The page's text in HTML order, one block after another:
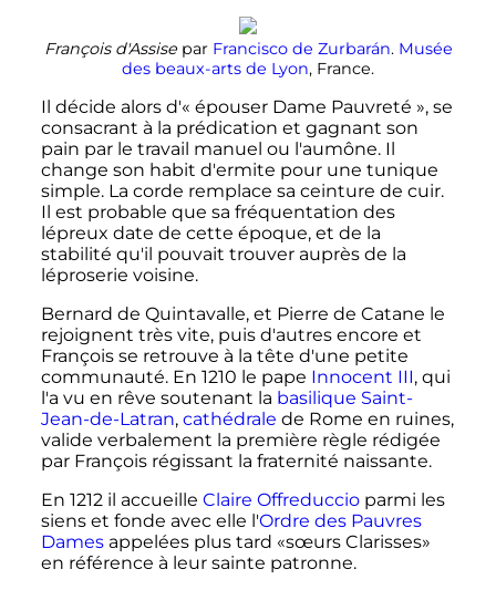
François d'Assisepar Francisco de Zurbarán. Musée
des beaux-arts de Lyon, France.
Il décide alors d'« épouser Dame Pauvreté », se
consacrant à la prédication et gagnant son
pain par le travail manuel ou l'aumône. Il
change son habit d'ermite pour une tunique
simple. La corde remplace sa ceinture de cuir.
Il est probable que sa fréquentation des
lépreux date de cette époque, et de la
stabilité qu'il pouvait trouver auprès de la
léproserie voisine.
Bernard de Quintavalle, et Pierre de Catane le
rejoignent très vite, puis d'autres encore et
François se retrouve à la tête d'une petite
communauté. En 1210 le pape Innocent III, qui
l'a vu en rêve soutenant la basilique Saint-
Jean-de-Latran, cathédrale de Rome en ruines,
valide verbalement la première règle rédigée
par François régissant la fraternité naissante.
En 1212 il accueille Claire Offreduccioparmi les
siens et fonde avec elle l'Ordre des Pauvres
Damesappelées plus tard «sœurs Clarisses»
en référence à leur sainte patronne.